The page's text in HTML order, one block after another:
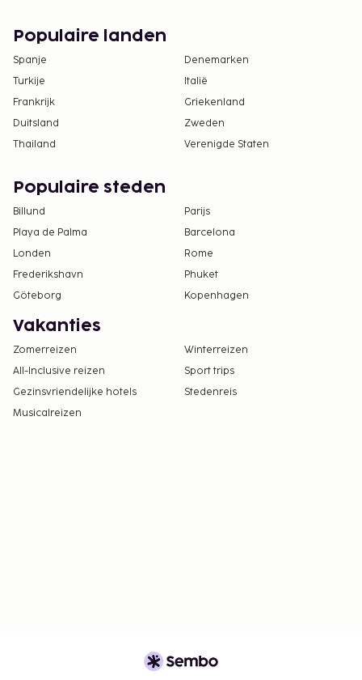
Populaire landen
Spanje
Denemarken
Turkije
Italië
Frankrijk
Griekenland
Duitsland
Zweden
Thailand
Verenigde Staten
Populaire steden
Billund
Parijs
Playa de Palma
Barcelona
Londen
Rome
Frederikshavn
Phuket
Göteborg
Kopenhagen
Vakanties
Zomerreizen
Winterreizen
All-Inclusive reizen
Sport trips
Gezinsvriendelijke hotels
Stedenreis
Musicalreizen